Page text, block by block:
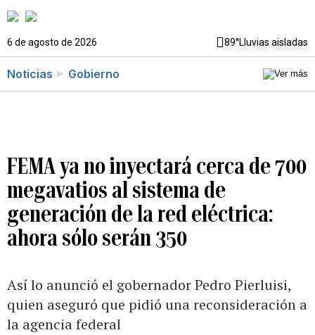
6 de agosto de 2026 89°Lluvias aisladas
Noticias Gobierno
FEMA ya no inyectará cerca de 700
megavatios al sistema de
generación de la red eléctrica:
ahora sólo serán 350
Así lo anunció el gobernador Pedro Pierluisi,
quien aseguró que pidió una reconsideración a
la agencia federal